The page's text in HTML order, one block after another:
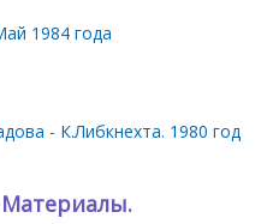
1984 года
- К.Либкнехта. 1980 год